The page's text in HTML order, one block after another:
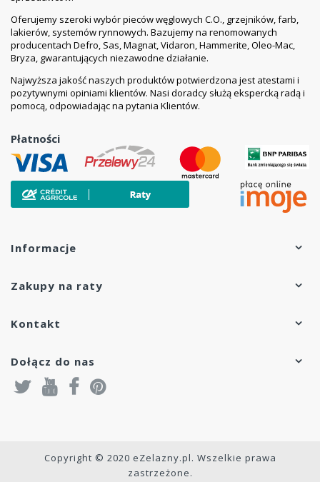
Oferujemy szeroki wybór pieców węglowych C.O., grzejników, farb,
lakierów, systemów rynnowych. Bazujemy na renomowanych
producentach Defro, Sas, Magnat, Vidaron, Hammerite, Oleo-Mac,
Bryza, gwarantujących niezawodne działanie.
Najwyższa jakość naszych produktów potwierdzona jest atestami i
pozytywnymi opiniami klientów. Nasi doradcy służą ekspercką radą i
pomocą, odpowiadając na pytania Klientów.
Płatności
Informacje
Zakupy na raty
Kontakt
Dołącz do nas
Copyright © 2020 eZelazny.pl. Wszelkie prawa
zastrzeżone.